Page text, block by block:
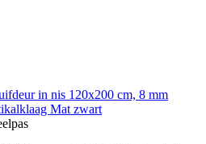
in nis 120x200 cm, 8 mm
Mat zwart